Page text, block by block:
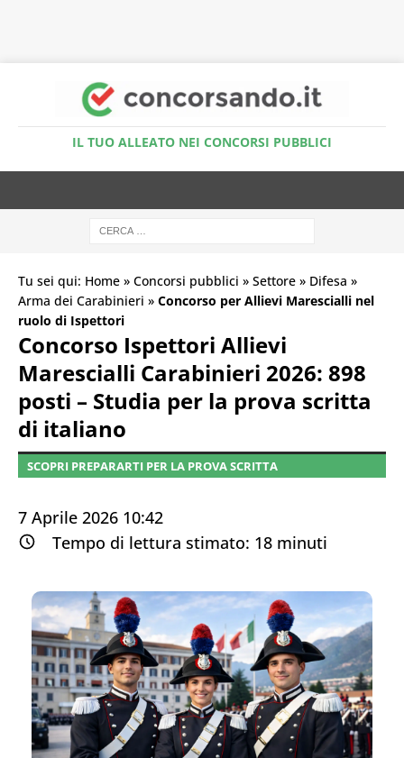
IL TUO ALLEATO NEI CONCORSI PUBBLICI
Tu sei qui: Home » Concorsi pubblici » Settore » Difesa »
Arma dei Carabinieri » Concorso per Allievi Marescialli nel
ruolo di Ispettori
Concorso Ispettori Allievi
Marescialli Carabinieri 2026: 898
posti – Studia per la prova scritta
di italiano
SCOPRI PREPARARTI PER LA PROVA SCRITTA
7 Aprile 2026 10:42
Tempo di lettura stimato: 18 minuti